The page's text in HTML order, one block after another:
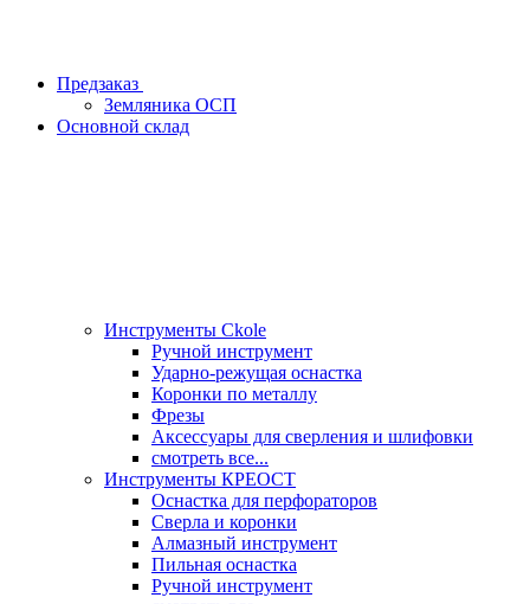
Предзаказ
Земляника ОСП
Основной склад
Инструменты Ckole
Ручной инструмент
Ударно‑режущая оснастка
Коронки по металлу
Фрезы
Аксессуары для сверления и шлифовки
смотреть все...
Инструменты КРЕОСТ
Оснастка для перфораторов
Сверла и коронки
Алмазный инструмент
Пильная оснастка
Ручной инструмент